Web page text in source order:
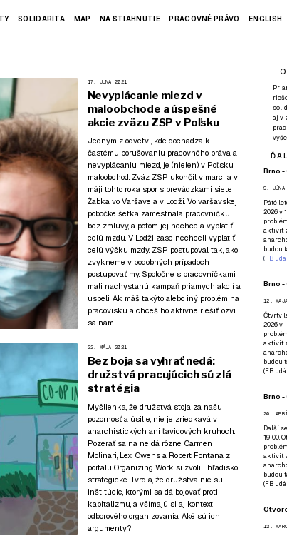
SOLIDARITA MAP NA STIAHNUTIE PRACOVNÉ PRÁVO ENGLISH
17. JÚNA 2021
Nevyplácanie miezd v
maloobchode a úspešné
akcie zväzu ZSP v Poľsku
Jedným z odvetví, kde dochádza k
častému porušovaniu pracovného práva a
nevyplácaniu miezd, je (nielen) v Poľsku
maloobchod. Zväz ZSP ukončil v marci a v
máji tohto roka spor s prevádzkami siete
Żabka vo Varšave a v Lodži. Vo varšavskej
pobočke šéfka zamestnala pracovníčku
bez zmluvy, a potom jej nechcela vyplatiť
celú mzdu. V Lodži zase nechceli vyplatiť
celú výšku mzdy. ZSP postupoval tak, ako
zvykneme v podobných prípadoch
postupovať my. Spoločne s pracovníčkami
mali nachystanú kampaň priamych akcií a
uspeli. Ak máš takýto alebo iný problém na
pracovisku a chceš ho aktívne riešiť, ozvi
sa nám.
22. MÁJA 2021
Bez boja sa vyhrať nedá:
družstvá pracujúcich sú zlá
stratégia
Myšlienka, že družstvá stoja za našu
pozornosť a úsilie, nie je zriedkavá v
anarchistických ani ľavicových kruhoch.
Pozerať sa na ne dá rôzne. Carmen
Molinari, Lexi Owens a Robert Fontana z
portálu Organizing Work si zvolili hľadisko
strategické. Tvrdia, že družstvá nie sú
inštitúcie, ktorými sa dá bojovať proti
kapitalizmu, a všímajú si aj kontext
odborového organizovania. Aké sú ich
argumenty?
aj v
Brno -
9. JÚNA
Páté
2026 v
aktivit
budou
(FB
Brno -
12.
Čtvrtý
2026 v
aktivit
budou
(FB
Brno -
20.
Další
19:00.
aktivit
budou
(FB
12.